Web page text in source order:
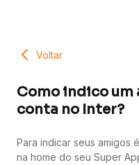
Voltar
Como indico um
conta no Inter?
Para indicar seus amigos
na home do seu Super